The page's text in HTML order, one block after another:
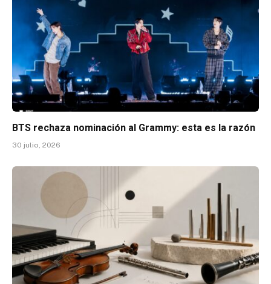
BTS rechaza nominación al Grammy: esta es la razón
30 julio, 2026